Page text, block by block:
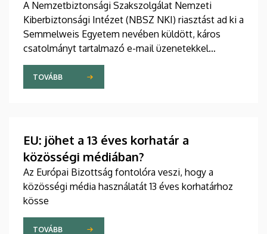
tartalmazó levelekkel kapcsolatban
A Nemzetbiztonsági Szakszolgálat Nemzeti
Kiberbiztonsági Intézet (NBSZ NKI) riasztást ad ki a
Semmelweis Egyetem nevében küldött, káros
csatolmányt tartalmazó e-mail üzenetekkel
kapcsolatban.
TOVÁBB
EU: jöhet a 13 éves korhatár a
közösségi médiában?
Az Európai Bizottság fontolóra veszi, hogy a
közösségi média használatát 13 éves korhatárhoz
kösse
TOVÁBB